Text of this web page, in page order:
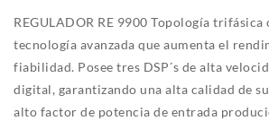
REGULADOR RE 9900 Topología trifásica
tecnología avanzada que aumenta el
fiabilidad. Posee tres DSP´s de alta
digital, garantizando una alta calidad de
alto factor de potencia de entrada